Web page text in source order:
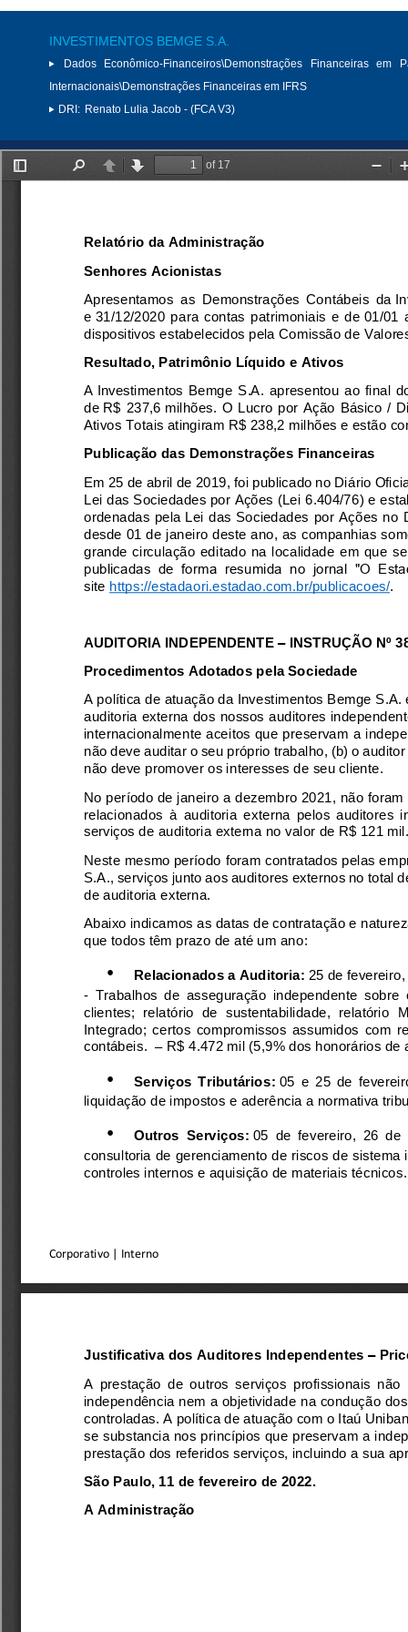
INVESTIMENTOS BEMGE S.A.
Dados Econômico-Financeiros\Demonstrações Financeiras em
Internacionais\Demonstrações Financeiras em IFRS
DRI: Renato Lulia Jacob - (FCA V3)